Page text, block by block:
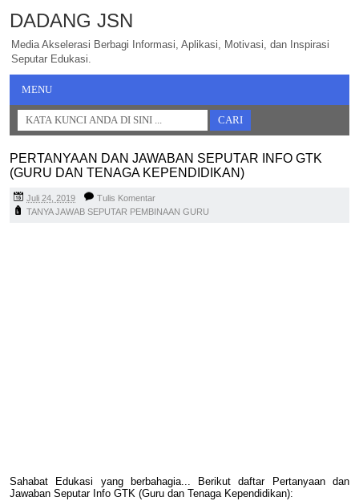
DADANG JSN
Media Akselerasi Berbagi Informasi, Aplikasi, Motivasi, dan Inspirasi
Seputar Edukasi.
MENU
PERTANYAAN DAN JAWABAN SEPUTAR INFO GTK
(GURU DAN TENAGA KEPENDIDIKAN)
Juli 24, 2019
Tulis Komentar
TANYA JAWAB SEPUTAR PEMBINAAN GURU
Sahabat Edukasi yang berbahagia... Berikut daftar Pertanyaan dan
Jawaban Seputar Info GTK (Guru dan Tenaga Kependidikan):